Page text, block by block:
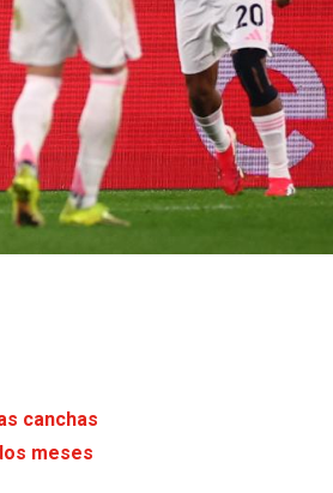
canchas
meses